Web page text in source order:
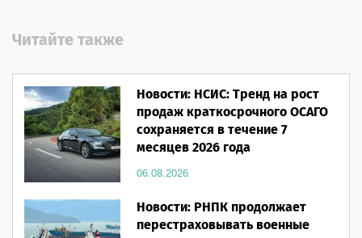
Читайте также
Новости: НСИС: Тренд на рост
продаж краткосрочного ОСАГО
сохраняется в течение 7
месяцев 2026 года
06.08.2026
Новости: РНПК продолжает
перестраховывать военные